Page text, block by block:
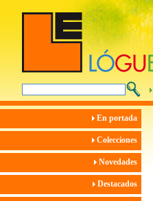
En portada
Colecciones
Novedades
Destacados